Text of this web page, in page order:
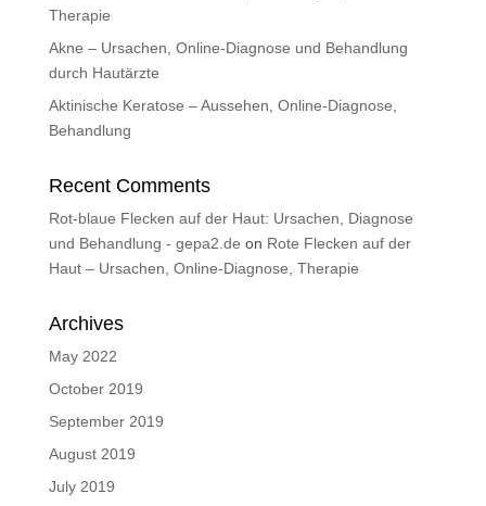
Therapie
Akne – Ursachen, Online-Diagnose und Behandlung
durch Hautärzte
Aktinische Keratose – Aussehen, Online-Diagnose,
Behandlung
Recent Comments
Rot-blaue Flecken auf der Haut: Ursachen, Diagnose
und Behandlung - gepa2.de on Rote Flecken auf der
Haut – Ursachen, Online-Diagnose, Therapie
Archives
May 2022
October 2019
September 2019
August 2019
July 2019